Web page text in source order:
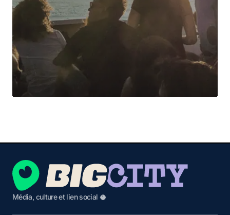
Média, culture et lien social 🥥